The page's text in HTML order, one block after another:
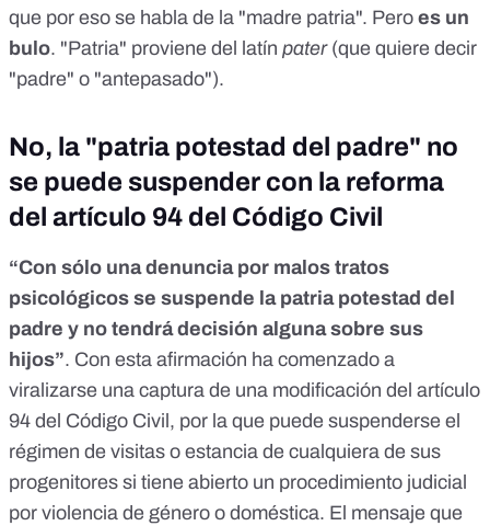
que por eso se habla de la "madre patria". Pero es un
bulo. "Patria" proviene del latín pater(que quiere decir
"padre" o "antepasado").
No, la "patria potestad del padre" no
se puede suspender con la reforma
del artículo 94 del Código Civil
“Con sólo una denuncia por malos tratos
psicológicos se suspende la patria potestad del
padre y no tendrá decisión alguna sobre sus
hijos”. Con esta afirmación ha comenzado a
viralizarse una captura de una modificación del artículo
94 del Código Civil , por la que puede suspenderse el
régimen de visitas o estancia de cualquiera de sus
progenitores si tiene abierto un procedimiento judicial
por violencia de género o doméstica. El mensaje que